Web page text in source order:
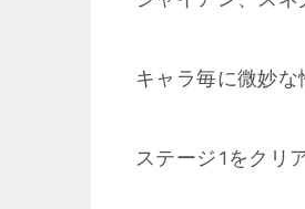
キャラ毎に微妙
ステージ1をクリ